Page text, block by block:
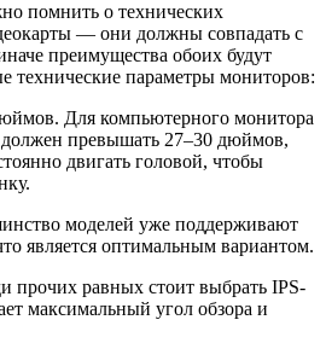
помнить о технических
— они должны совпадать с
преимущества обоих будут
технические параметры мониторов:
Для компьютерного монитора
должен превышать 27–30 дюймов,
двигать головой, чтобы
моделей уже поддерживают
является оптимальным вариантом.
прочих равных стоит выбрать IPS-
максимальный угол обзора и